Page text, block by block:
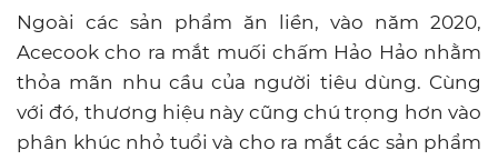
Ngoài các sản phẩm ăn liền, vào năm 2020,
Acecook cho ra mắt muối chấm Hảo Hảo nhằm
thỏa mãn nhu cầu của người tiêu dùng. Cùng
với đó, thương hiệu này cũng chú trọng hơn vào
phân khúc nhỏ tuổi và cho ra mắt các sản phẩm